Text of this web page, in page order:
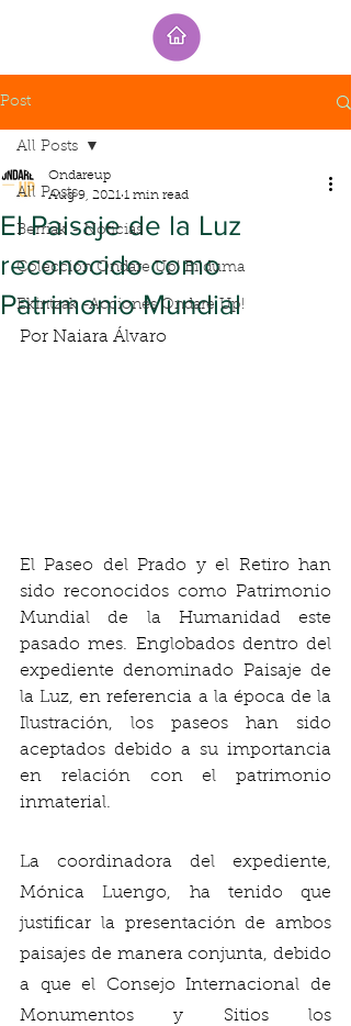
Post
All Posts
Berriak - Noticias
Colección Ondare Up! Bilduma
Ekintzak -Acciones Ondare Up!
All Posts
El Paisaje de la Luz
reconocido como
Patrimonio Mundial
Ondareup
Aug 9, 2021 1 min read
Por Naiara Álvaro
El Paseo del Prado y el Retiro han
sido reconocidos como Patrimonio
Mundial de la Humanidad este
pasado mes. Englobados dentro del
expediente denominado Paisaje de
la Luz, en referencia a la época de la
Ilustración, los paseos han sido
aceptados debido a su importancia
en relación con el patrimonio
inmaterial.
La coordinadora del expediente,
Mónica Luengo, ha tenido que
justificar la presentación de ambos
paisajes de manera conjunta, debido
a que el Consejo Internacional de
Monumentos y Sitios los